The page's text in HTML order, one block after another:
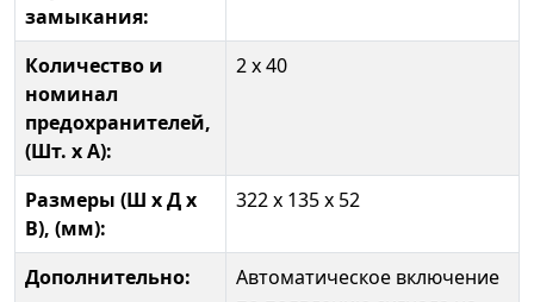
замыкания:
Количество и
номинал
предохранителей,
(Шт. x А):
2 x 40
Размеры (Ш x Д x
В), (мм):
322 x 135 x 52
Дополнительно:
Автоматическое включение